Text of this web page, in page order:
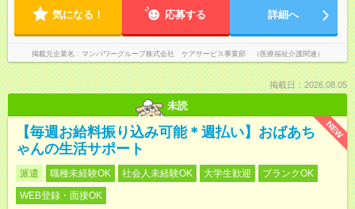
気になる！ 応募する 詳細へ
掲載元企業名 マンパワーグループ株式会社 ケアサービス事業部 （医療福祉介護関連）
掲載日：2026.08.05
未読
NEW
【毎週お給料振り込み可能＊週払い】おばあち
ゃんの生活サポート
派遣 職種未経験OK 社会人未経験OK 大学生歓迎
ブランクOK
WEB登録・面接OK